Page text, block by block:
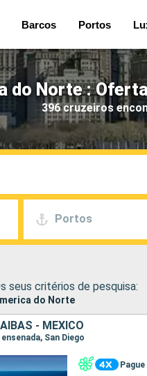
Barcos Portos
do Norte :
396 cruzeiros
Portos
seus critérios de pesquisa:
do Norte
- MEXICO
San Diego
Pague